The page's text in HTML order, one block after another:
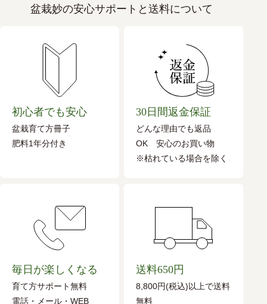
盆栽妙の安心サポートと送料について
初心者でも安心
盆栽育て方冊子
肥料1年分付き
30日間返金保証
どんな理由でも返品
OK 安心のお買い物
※枯れている場合を除く
毎日が楽しくなる
育て方サポート無料
電話・メール・WEB
送料650円
8,800円(税込)以上で送料
無料